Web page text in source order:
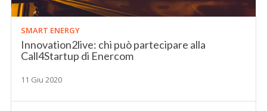
SMART ENERGY
Innovation2live: chi può partecipare alla
Call4Startup di Enercom
11 Giu 2020